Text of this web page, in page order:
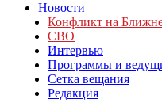
Новости
Конфликт на
СВО
Интервью
Программы и
Сетка вещания
Редакция